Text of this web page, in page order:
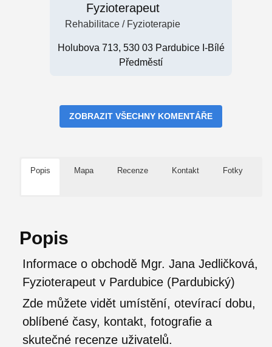
Fyzioterapeut
Rehabilitace / Fyzioterapie
Holubova 713, 530 03 Pardubice I-Bílé
Předměstí
ZOBRAZIT VŠECHNY KOMENTÁŘE
Popis Mapa Recenze Kontakt Fotky
Popis
Informace o obchodě Mgr. Jana Jedličková,
Fyzioterapeut v Pardubice (Pardubický)
Zde můžete vidět umístění, otevírací dobu,
oblíbené časy, kontakt, fotografie a
skutečné recenze uživatelů.